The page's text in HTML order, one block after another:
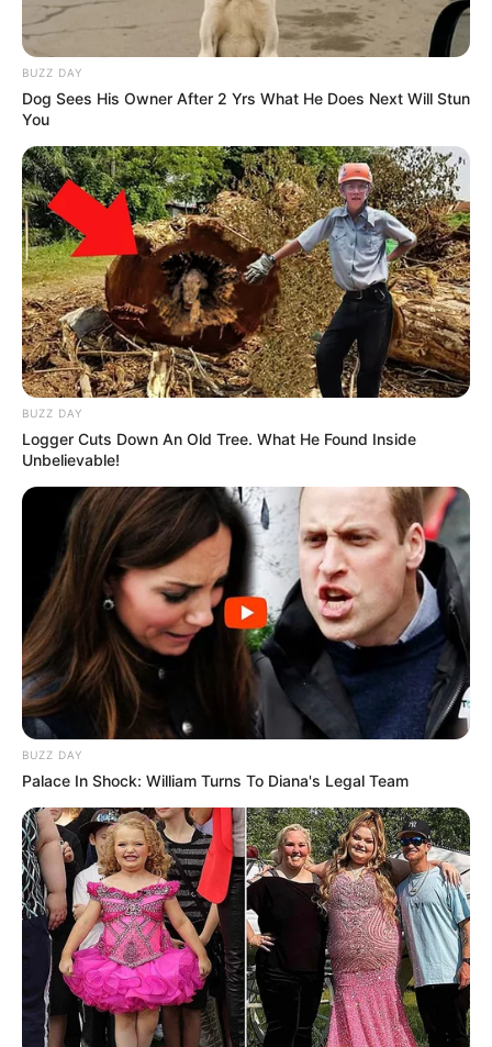
SHARE THIS
Share it Pin it
PUBLICAÇÕES RELACIONADAS
Prefeitura
PRÓXIMA MATÉRIA
Felipeh Campos é internado
de São Paulo.
FAÇA O SEU COMENTÁRIO AQUI!
FALE CONOSCO
Nome
E-mail
BUZZ DAY
Dog Sees His Owner After 2 Yrs What He Does Next Will Stun
You
BUZZ DAY
Logger Cuts Down An Old Tree. What He Found Inside
Unbelievable!
BUZZ DAY
Palace In Shock: William Turns To Diana's Legal Team